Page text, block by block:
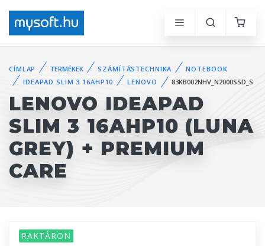
CÍMLAP TERMÉKEK SZÁMÍTÁSTECHNIKA
NOTEBOOK
IDEAPAD SLIM 3 16AHP10
LENOVO 83KB002NHV_N2000SSD_S
LENOVO IDEAPAD
SLIM 3 16AHP10 (LUNA
GREY) + PREMIUM
CARE
RAKTÁRON